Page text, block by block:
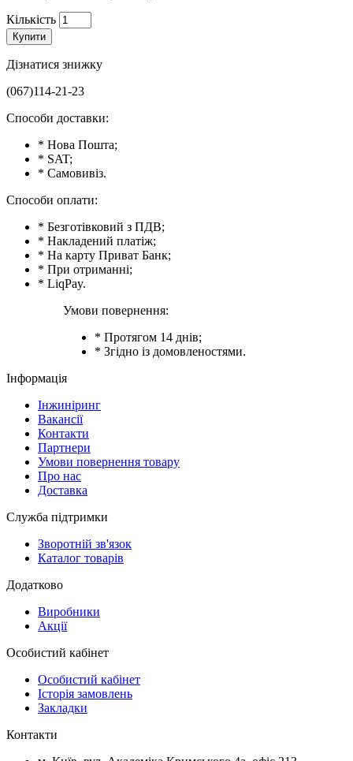
Кількість
Купити
Дізнатися знижку
(067)114-21-23
Способи доставки:
* Нова Пошта;
* SAT;
* Самовивіз.
Способи оплати:
* Безготівковий з ПДВ;
* Накладений платіж;
* На карту Приват Банк;
* При отриманні;
* LiqPay.
Умови повернення:
* Протягом 14 днів;
* Згідно із домовленостями.
Інформація
Інжиніринг
Вакансії
Контакти
Партнери
Умови повернення товару
Про нас
Доставка
Служба підтримки
Зворотній зв'язок
Каталог товарів
Додатково
Виробники
Акції
Особистий кабінет
Особистий кабінет
Історія замовлень
Закладки
Контакти